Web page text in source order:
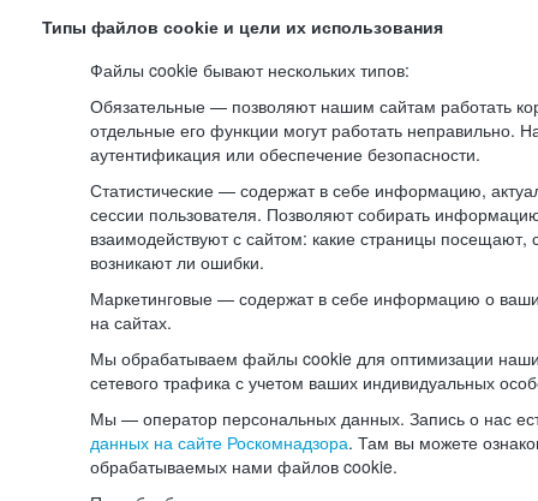
Типы файлов cookie и цели их использования
Файлы cookie бывают нескольких типов:
Обязательные — позволяют нашим сайтам работать
отдельные его функции могут работать неправильно.
аутентификация или обеспечение безопасности.
Статистические — содержат в себе информацию,
сессии пользователя. Позволяют собирать
взаимодействуют с сайтом: какие страницы посещают,
возникают ли ошибки.
Маркетинговые — содержат в себе информацию о
на сайтах.
Мы обрабатываем файлы cookie для оптимизации
сетевого трафика с учетом ваших индивидуальных
Мы — оператор персональных данных. Запись о нас
данных на сайте Роскомнадзора. Там вы можете
обрабатываемых нами файлов cookie.